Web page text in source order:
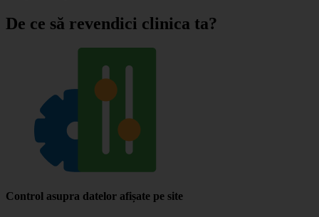
De ce să revendici clinica ta?
Control asupra datelor afișate pe site